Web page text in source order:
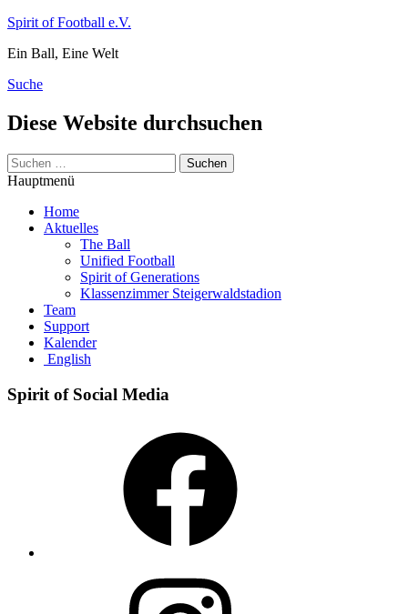
Zum
springen
Spirit of Football e.V.
Ein Ball, Eine Welt
Suche
Diese Website durchsuchen
Suchen
nach:
Hauptmenü
Home
Aktuelles
The Ball
Unified Football
Spirit of Generations
Klassenzimmer Steigerwaldstadion
Team
Support
Kalender
English
Spirit of Social Media